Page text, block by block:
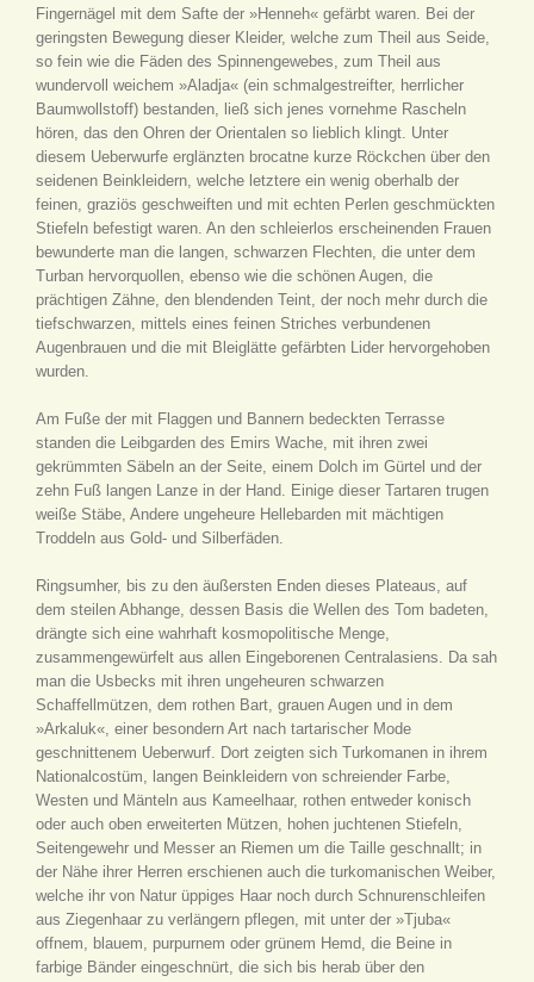
Fingernägel mit dem Safte der »Henneh« gefärbt waren. Bei der
geringsten Bewegung dieser Kleider, welche zum Theil aus Seide,
so fein wie die Fäden des Spinnengewebes, zum Theil aus
wundervoll weichem »Aladja« (ein schmalgestreifter, herrlicher
Baumwollstoff) bestanden, ließ sich jenes vornehme Rascheln
hören, das den Ohren der Orientalen so lieblich klingt. Unter
diesem Ueberwurfe erglänzten brocatne kurze Röckchen über den
seidenen Beinkleidern, welche letztere ein wenig oberhalb der
feinen, graziös geschweiften und mit echten Perlen geschmückten
Stiefeln befestigt waren. An den schleierlos erscheinenden Frauen
bewunderte man die langen, schwarzen Flechten, die unter dem
Turban hervorquollen, ebenso wie die schönen Augen, die
prächtigen Zähne, den blendenden Teint, der noch mehr durch die
tiefschwarzen, mittels eines feinen Striches verbundenen
Augenbrauen und die mit Bleiglätte gefärbten Lider hervorgehoben
wurden.
Am Fuße der mit Flaggen und Bannern bedeckten Terrasse
standen die Leibgarden des Emirs Wache, mit ihren zwei
gekrümmten Säbeln an der Seite, einem Dolch im Gürtel und der
zehn Fuß langen Lanze in der Hand. Einige dieser Tartaren trugen
weiße Stäbe, Andere ungeheure Hellebarden mit mächtigen
Troddeln aus Gold- und Silberfäden.
Ringsumher, bis zu den äußersten Enden dieses Plateaus, auf
dem steilen Abhange, dessen Basis die Wellen des Tom badeten,
drängte sich eine wahrhaft kosmopolitische Menge,
zusammengewürfelt aus allen Eingeborenen Centralasiens. Da sah
man die Usbecks mit ihren ungeheuren schwarzen
Schaffellmützen, dem rothen Bart, grauen Augen und in dem
»Arkaluk«, einer besondern Art nach tartarischer Mode
geschnittenem Ueberwurf. Dort zeigten sich Turkomanen in ihrem
Nationalcostüm, langen Beinkleidern von schreiender Farbe,
Westen und Mänteln aus Kameelhaar, rothen entweder konisch
oder auch oben erweiterten Mützen, hohen juchtenen Stiefeln,
Seitengewehr und Messer an Riemen um die Taille geschnallt; in
der Nähe ihrer Herren erschienen auch die turkomanischen Weiber,
welche ihr von Natur üppiges Haar noch durch Schnurenschleifen
aus Ziegenhaar zu verlängern pflegen, mit unter der »Tjuba«
offnem, blauem, purpurnem oder grünem Hemd, die Beine in
farbige Bänder eingeschnürt, die sich bis herab über den